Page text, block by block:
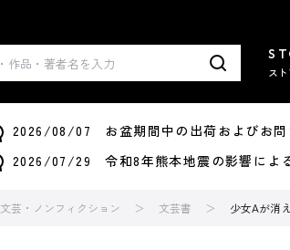
ス
2026/08/07 お盆期間中の出荷およびお問
2026/07/29 令和8年熊本地震の影響によ
文芸・ノンフィクション 文芸書 少女Aが消